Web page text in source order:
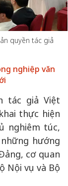
quyền tác giả
nghiệp văn
tác giả Việt
thực hiện
nghiêm túc,
hướng
cơ quan
Nội vụ và Bộ